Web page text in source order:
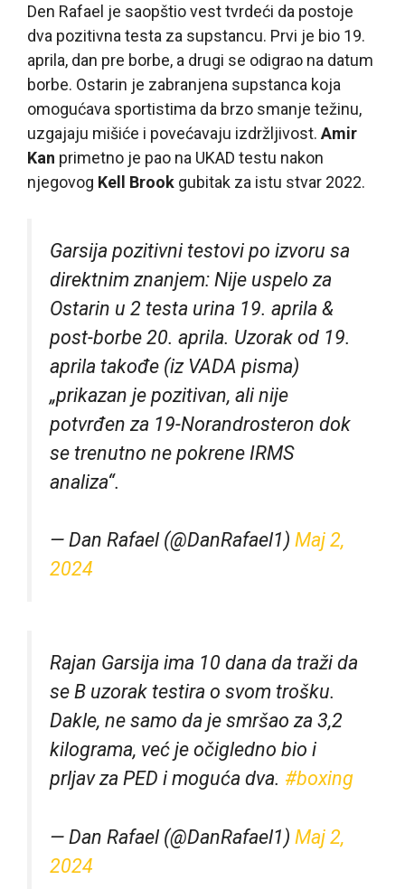
Den Rafael je saopštio vest tvrdeći da postoje
dva pozitivna testa za supstancu. Prvi je bio 19.
aprila, dan pre borbe, a drugi se odigrao na datum
borbe. Ostarin je zabranjena supstanca koja
omogućava sportistima da brzo smanje težinu,
uzgajaju mišiće i povećavaju izdržljivost. Amir
Kan primetno je pao na UKAD testu nakon
njegovog Kell Brook gubitak za istu stvar 2022.
Garsija pozitivni testovi po izvoru sa
direktnim znanjem: Nije uspelo za
Ostarin u 2 testa urina 19. aprila &
post-borbe 20. aprila. Uzorak od 19.
aprila takođe (iz VADA pisma)
„prikazan je pozitivan, ali nije
potvrđen za 19-Norandrosteron dok
se trenutno ne pokrene IRMS
analiza“.
— Dan Rafael (@DanRafael1) Maj 2,
2024
Rajan Garsija ima 10 dana da traži da
se B uzorak testira o svom trošku.
Dakle, ne samo da je smršao za 3,2
kilograma, već je očigledno bio i
prljav za PED i moguća dva. #boxing
— Dan Rafael (@DanRafael1) Maj 2,
2024